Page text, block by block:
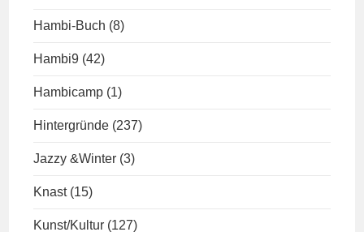
Hambi-Buch (8)
Hambi9 (42)
Hambicamp (1)
Hintergründe (237)
Jazzy &Winter (3)
Knast (15)
Kunst/Kultur (127)